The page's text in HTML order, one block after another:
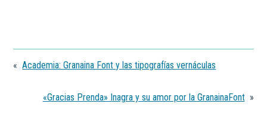
« Academia: Granaina Font y las tipografías vernáculas
«Gracias Prenda» Inagra y su amor por la GranainaFont »